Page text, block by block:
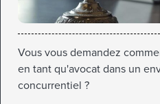
Vous vous demandez
en tant qu'avocat dans un
concurrentiel ?